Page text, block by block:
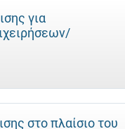
για
στο πλαίσιο του